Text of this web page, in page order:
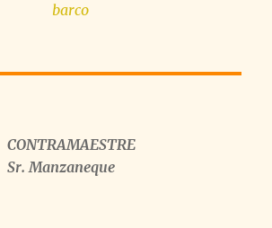
barco
CONTRAMAESTRE
Sr. Manzaneque